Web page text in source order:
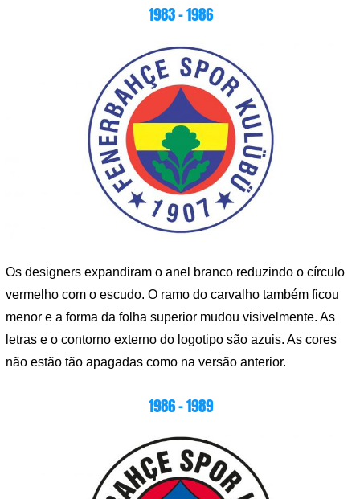
1983 – 1986
Os designers expandiram o anel branco reduzindo o círculo
vermelho com o escudo. O ramo do carvalho também ficou
menor e a forma da folha superior mudou visivelmente. As
letras e o contorno externo do logotipo são azuis. As cores
não estão tão apagadas como na versão anterior.
1986 – 1989